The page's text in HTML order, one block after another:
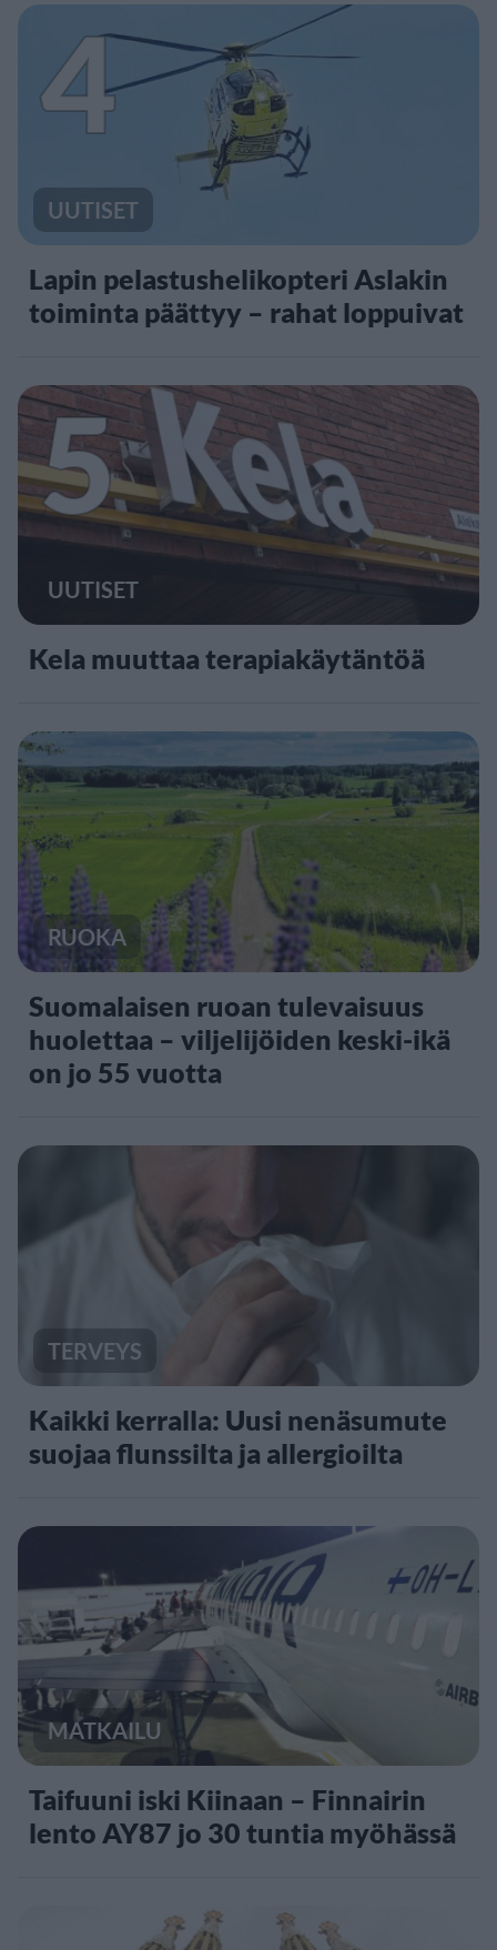
4
UUTISET
Lapin pelastushelikopteri Aslakin
toiminta päättyy – rahat loppuivat
5
UUTISET
Kela muuttaa terapiakäytäntöä
RUOKA
Suomalaisen ruoan tulevaisuus
huolettaa – viljelijöiden keski-ikä
on jo 55 vuotta
TERVEYS
Kaikki kerralla: Uusi nenäsumute
suojaa flunssilta ja allergioilta
MATKAILU
Taifuuni iski Kiinaan – Finnairin
lento AY87 jo 30 tuntia myöhässä